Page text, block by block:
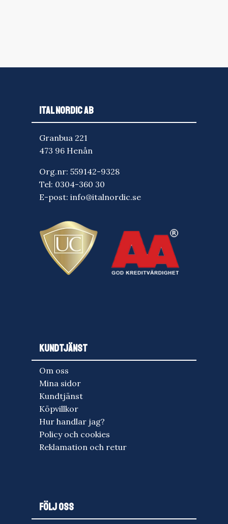
ITAL NORDIC AB
Granbua 221
473 96 Henån
Org.nr: 559142-9328
Tel: 0304-360 30
E-post: info@italnordic.se
KUNDTJÄNST
Om oss
Mina sidor
Kundtjänst
Köpvillkor
Hur handlar jag?
Policy och cookies
Reklamation och retur
FÖLJ OSS